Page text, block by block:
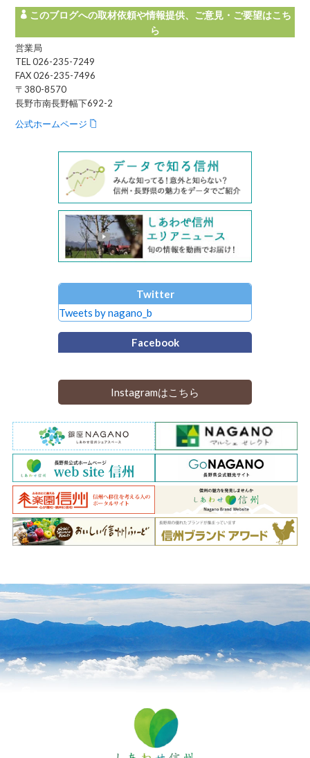
このブログへの取材依頼や情報提供、ご意見・ご要望はこち
ら
営業局
TEL 026-235-7249
FAX 026-235-7496
〒380-8570
長野市南長野幅下692-2
公式ホームページ
Twitter
Tweets by nagano_b
Facebook
Instagramはこちら